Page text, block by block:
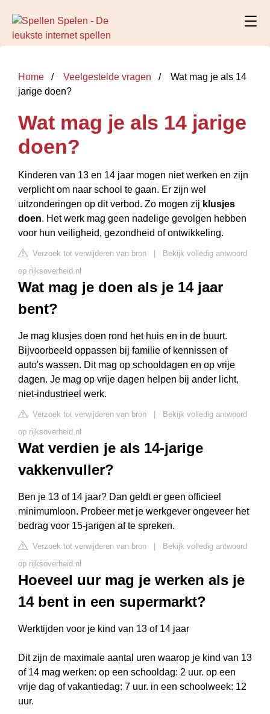
Home Veelgestelde vragen
Wat mag je als 14
jarige doen?
Wat mag je als 14 jarige
doen?
Kinderen van 13 en 14 jaar mogen niet werken en zijn
verplicht om naar school te gaan. Er zijn wel
uitzonderingen op dit verbod. Zo mogen zij klusjes
doen. Het werk mag geen nadelige gevolgen hebben
voor hun veiligheid, gezondheid of ontwikkeling.
Verzoek tot verwijderen van bron
Bekijk volledig antwoord
op rijksoverheid.nl
Wat mag je doen als je 14 jaar
bent?
Je mag klusjes doen rond het huis en in de buurt.
Bijvoorbeeld oppassen bij familie of kennissen of
auto's wassen. Dit mag op schooldagen en op vrije
dagen. Je mag op vrije dagen helpen bij ander licht,
niet-industrieel werk.
Verzoek tot verwijderen van bron
Bekijk volledig antwoord
op rijksoverheid.nl
Wat verdien je als 14-jarige
vakkenvuller?
Ben je 13 of 14 jaar? Dan geldt er geen officieel
minimumloon. Probeer met je werkgever ongeveer het
bedrag voor 15-jarigen af te spreken.
Verzoek tot verwijderen van bron
Bekijk volledig antwoord
op rijksoverheid.nl
Hoeveel uur mag je werken als je
14 bent in een supermarkt?
Werktijden voor je kind van 13 of 14 jaar
Dit zijn de maximale aantal uren waarop je kind van 13
of 14 mag werken: op een schooldag: 2 uur. op een
vrije dag of vakantiedag: 7 uur. in een schoolweek: 12
uur.